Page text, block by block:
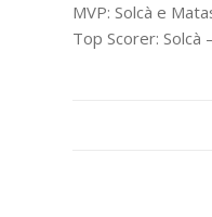
MVP: Solcà e
Top Scorer: Solcà